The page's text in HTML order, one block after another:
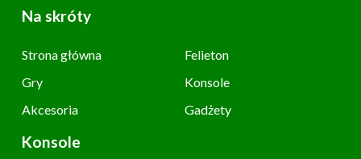
Na skróty
Strona główna
Felieton
Gry
Konsole
Akcesoria
Gadżety
Konsole